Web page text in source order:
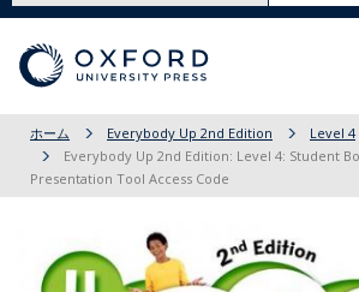
ホーム Everybody Up 2nd Edition
Level 4
Everybody Up 2nd Edition: Level 4: Student
Presentation Tool Access Code